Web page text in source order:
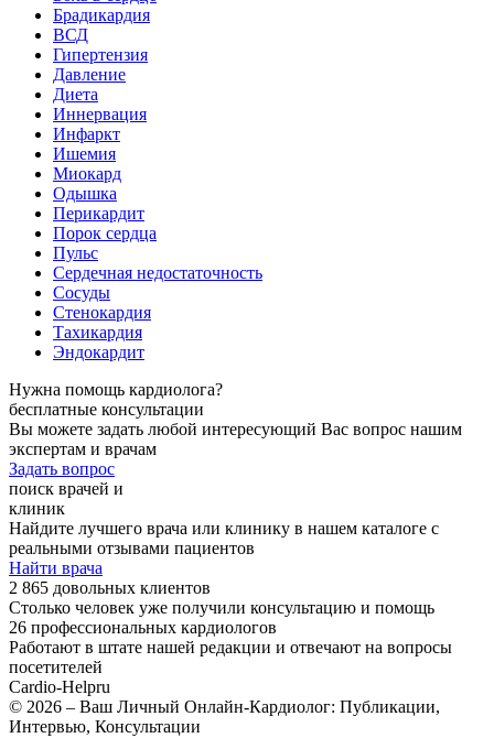
Брадикардия
ВСД
Гипертензия
Давление
Диета
Иннервация
Инфаркт
Ишемия
Миокард
Одышка
Перикардит
Порок сердца
Пульс
Сердечная недостаточность
Сосуды
Стенокардия
Тахикардия
Эндокардит
Нужна помощь кардиолога?
бесплатные консультации
Вы можете задать любой интересующий Вас вопрос нашим
экспертам и врачам
Задать вопрос
поиск врачей и
клиник
Найдите лучшего врача или клинику в нашем каталоге с
реальными отзывами пациентов
Найти врача
2 865 довольных клиентов
Столько человек уже получили консультацию и помощь
26 профессиональных кардиологов
Работают в штате нашей редакции и отвечают на вопросы
посетителей
Cardio-Helpru
© 2026 – Ваш Личный Онлайн-Кардиолог: Публикации,
Интервью, Консультации